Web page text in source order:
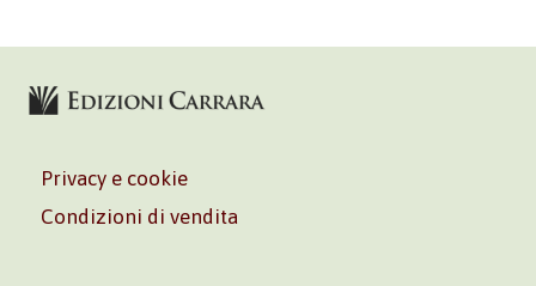
Privacy e cookie
Condizioni di vendita